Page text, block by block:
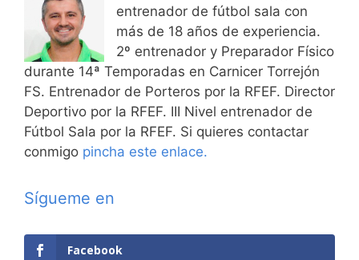
entrenador de fútbol sala con
más de 18 años de experiencia.
2º entrenador y Preparador Físico
durante 14ª Temporadas en Carnicer Torrejón
FS. Entrenador de Porteros por la RFEF. Director
Deportivo por la RFEF. III Nivel entrenador de
Fútbol Sala por la RFEF. Si quieres contactar
conmigo pincha este enlace.
Sígueme en
Facebook